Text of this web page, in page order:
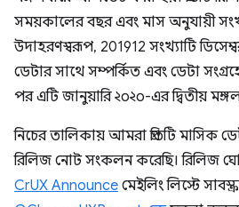
সময়কালের বছর এবং মাস অনুযায়ী
উদাহরণস্বরূপ, 201912 সংখ্যাটি
ডেটার সাথে সম্পর্কিত এবং ডেটা
পর এটি জানুয়ারি ২০২০-এর দ্বিতীয়
নিচের তালিকায় আমরা প্রতিটি মাসিক
রিলিজ নোট সংকলন করেছি। রিলিজ
CrUX Announce মেইলিং লিস্টে